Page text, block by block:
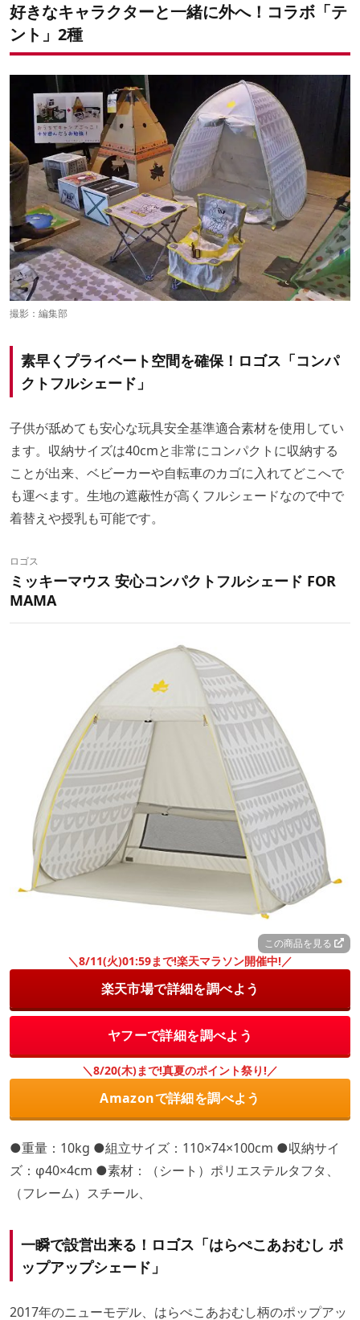
好きなキャラクターと一緒に外へ！コラボ「テ
ント」2種
撮影：編集部
素早くプライベート空間を確保！ロゴス「コンパ
クトフルシェード」
子供が舐めても安心な玩具安全基準適合素材を使用してい
ます。収納サイズは40cmと非常にコンパクトに収納する
ことが出来、ベビーカーや自転車のカゴに入れてどこへで
も運べます。生地の遮蔽性が高くフルシェードなので中で
着替えや授乳も可能です。
ロゴス
ミッキーマウス 安心コンパクトフルシェード FOR
MAMA
この商品を見る
＼8/11(火)01:59まで!楽天マラソン開催中!／
楽天市場で詳細を調べよう
ヤフーで詳細を調べよう
＼8/20(木)まで!真夏のポイント祭り!／
Amazonで詳細を調べよう
●重量：10kg ●組立サイズ：110×74×100cm ●収納サイ
ズ：φ40×4cm ●素材：（シート）ポリエステルタフタ、
（フレーム）スチール、
一瞬で設営出来る！ロゴス「はらぺこあおむし ポ
ップアップシェード」
2017年のニューモデル、はらぺこあおむし柄のポップアッ